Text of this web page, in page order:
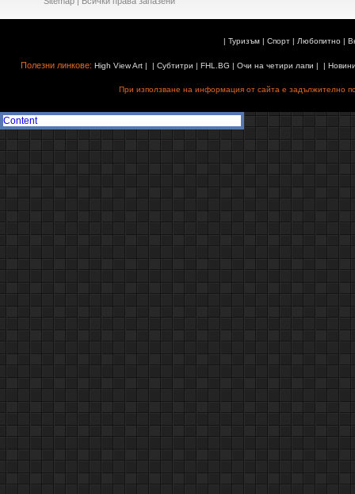
| Туризъм| Спорт| Любопитно|
Полезни линкове: High View Art| | Субтитри | FHL.BG | Очи на четири лапи | |
При използване на информация от сайта е задължително
Content